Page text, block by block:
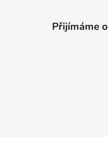
Přijímáme